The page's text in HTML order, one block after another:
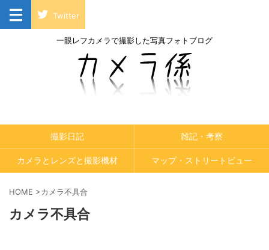
Twitter
一眼レフカメラで撮影した写真フォトブログ
撮影日記 雑記・考察
カメラとレンズと撮影機材 マップ・ストリートビュー
HOME >カメラ不具合
カメラ不具合